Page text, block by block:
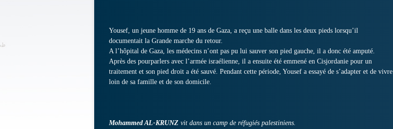
Yousef, un jeune homme de 19 ans de Gaza, a reçu une balle dans les deux pieds lorsqu’il
documentait la Grande marche du retour.
A l’hôpital de Gaza, les médecins n’ont pas pu lui sauver son pied gauche, il a donc été amputé.
Après des pourparlers avec l’armée israélienne, il a ensuite été emmené en Cisjordanie pour un
traitement et son pied droit a été sauvé. Pendant cette période, Yousef a essayé de s’adapter et de vivre
loin de sa famille et de son domicile.
Mohammed AL-KRUNZ vit dans un camp de réfugiés palestiniens.